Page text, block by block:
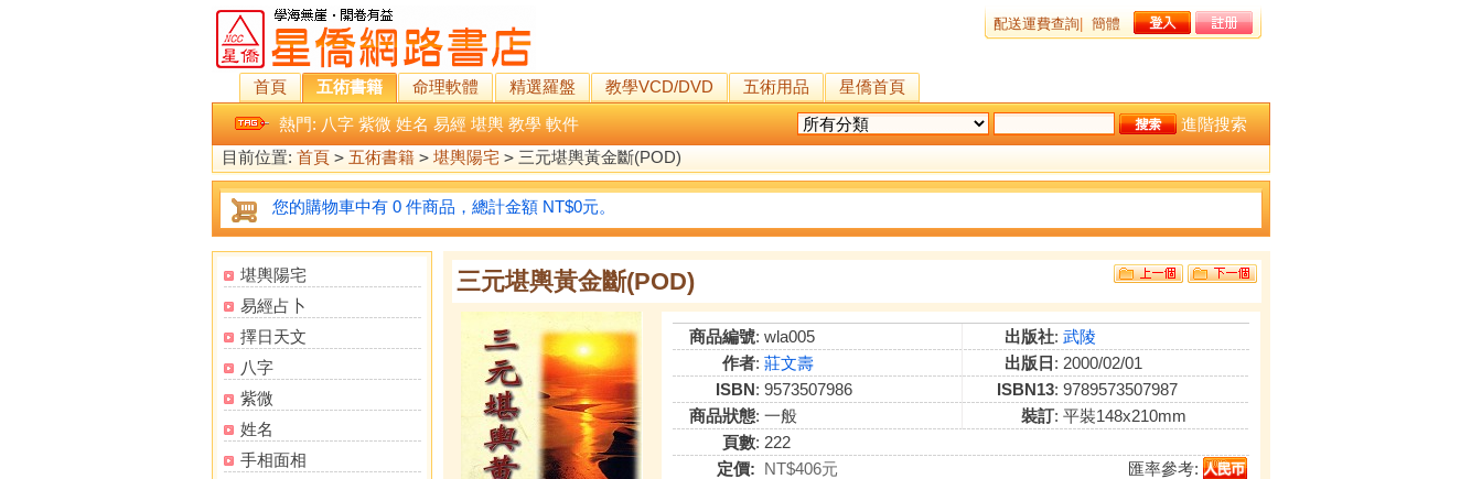
配送運費查詢 簡體
首頁 五術書籍 命理軟體 精選羅盤 教學VCD/DVD 五術用品
星僑首頁
熱門: 八字 紫微 姓名 易經 堪輿 教學 軟件
進階搜索
目前位置: 首頁 > 五術書籍 > 堪輿陽宅 > 三元堪輿黃金斷(POD)
您的購物車中有 0 件商品，總計金額 NT$0元。
堪輿陽宅
易經占卜
擇日天文
八字
紫微
姓名
手相面相
三元堪輿黃金斷(POD)
商品編號: wla005 出版社: 武陵
作者: 莊文壽 出版日 : 2000/02/01
ISBN: 9573507986 ISBN13: 9789573507987
商品狀態: 一般 裝訂: 平裝148x210mm
頁數: 222
定價: NT$406元
匯率參考: